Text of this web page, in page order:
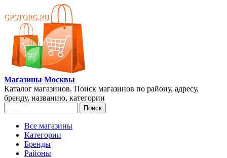
Перейти к основному содержанию
Магазины Москвы
Каталог магазинов. Поиск магазинов по району, адресу,
бренду, названию, категории
Главное меню
Все магазины
Категории
Бренды
Районы